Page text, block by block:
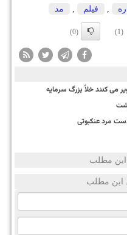
, فیلم , مد
(1)
(0)
می کنند خلأ بزرگ سرمایه
مرد عنکبوتی
این مطلب
این مطلب